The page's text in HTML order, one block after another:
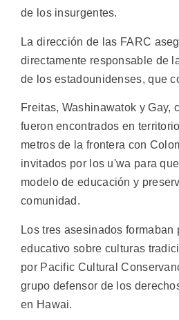
de los insurgentes.
La dirección de las FARC
directamente responsable de
de los estadounidenses, que
Freitas, Washinawatok y Gay,
fueron encontrados en
metros de la frontera con
invitados por los u'wa para
modelo de educación y
comunidad.
Los tres asesinados formaban
educativo sobre culturas
por Pacific Cultural
grupo defensor de los
en Hawai.